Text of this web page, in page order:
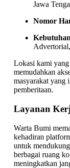
Jawa
Nomor
Lokasi kami
memudahkan
masyarakat yang
pemberitaan.
Layanan
Warta Bumi
kehadiran
untuk
berbagai ruang
meningkatkan